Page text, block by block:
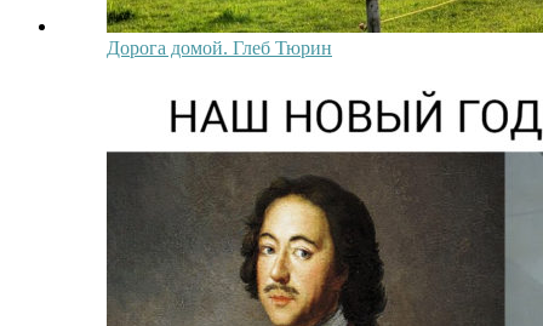
Дорога домой. Глеб Тюрин